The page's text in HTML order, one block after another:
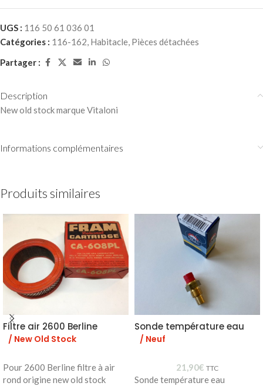
UGS : 116 50 61 036 01
Catégories : 116-162, Habitacle, Pièces détachées
Partager :
Description
New old stock marque Vitaloni
Informations complémentaires
Produits similaires
Filtre air 2600 Berline
/ New Old Stock
Pour 2600 Berline filtre à air
rond origine new old stock
Sonde température eau
/ Neuf
21,90€ TTC
Sonde température eau